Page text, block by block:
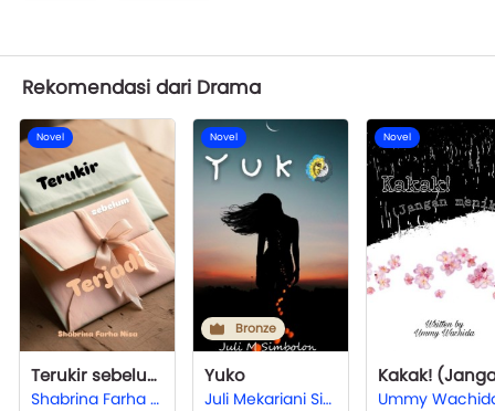
Rekomendasi dari Drama
Novel
Terukir sebelum Terjadi
Shabrina Farha Nisa
Novel
Bronze
Yuko
Juli Mekariani Simbolon
Novel
Ummy